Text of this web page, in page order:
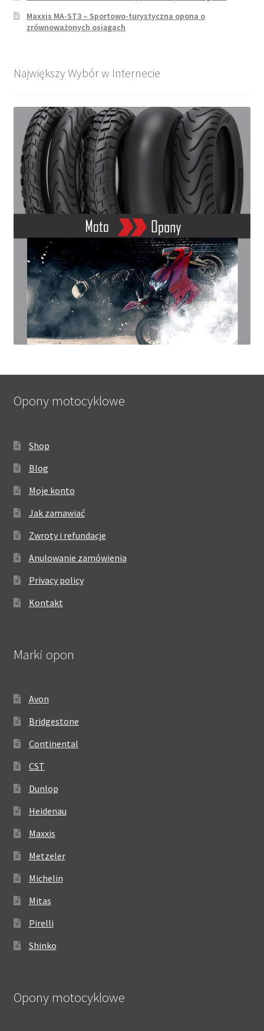
Maxxis MA-ST3 – Sportowo-turystyczna opona o
zrównoważonych osiągach
Największy Wybór w Internecie
Opony motocyklowe
Shop
Blog
Moje konto
Jak zamawiać
Zwroty i refundacje
Anulowanie zamówienia
Privacy policy
Kontakt
Marki opon
Avon
Bridgestone
Continental
CST
Dunlop
Heidenau
Maxxis
Metzeler
Michelin
Mitas
Pirelli
Shinko
Opony motocyklowe